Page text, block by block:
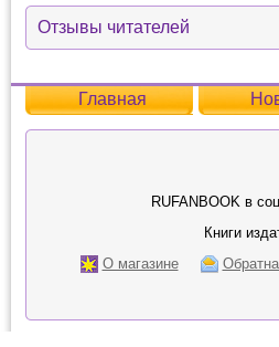
Отзывы читателей
Главная
RUFANBOOK в
Книги
О магазине